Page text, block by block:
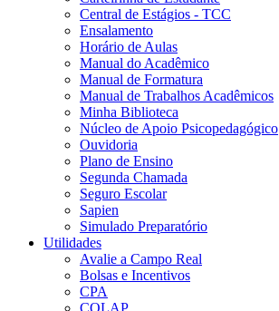
Central de Estágios - TCC
Ensalamento
Horário de Aulas
Manual do Acadêmico
Manual de Formatura
Manual de Trabalhos Acadêmicos
Minha Biblioteca
Núcleo de Apoio Psicopedagógico
Ouvidoria
Plano de Ensino
Segunda Chamada
Seguro Escolar
Sapien
Simulado Preparatório
Utilidades
Avalie a Campo Real
Bolsas e Incentivos
CPA
COLAP